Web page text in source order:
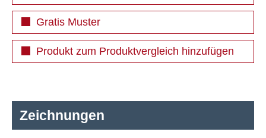
Zeichnungen
Gratis Muster
Produkt zum Produktvergleich hinzufügen